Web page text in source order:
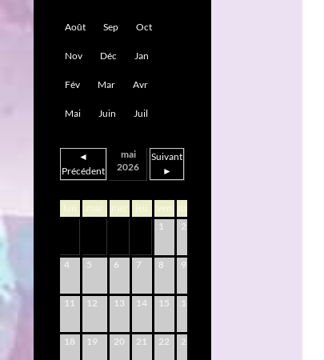
Août Sep Oct
Nov Déc Jan
Fév Mar Avr
Mai Juin Juil
◄
Précédent
mai
2026
Suivant
►
lun mar mer jeu ven sam
1
2
4 5 6 7 8 9
11 12 13 14 15 16
18 19 20 21 22 23